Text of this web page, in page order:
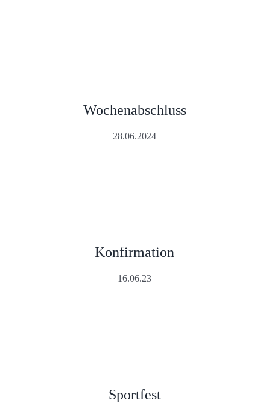
Wochenabschluss
28.06.2024
Konfirmation
16.06.23
Sportfest